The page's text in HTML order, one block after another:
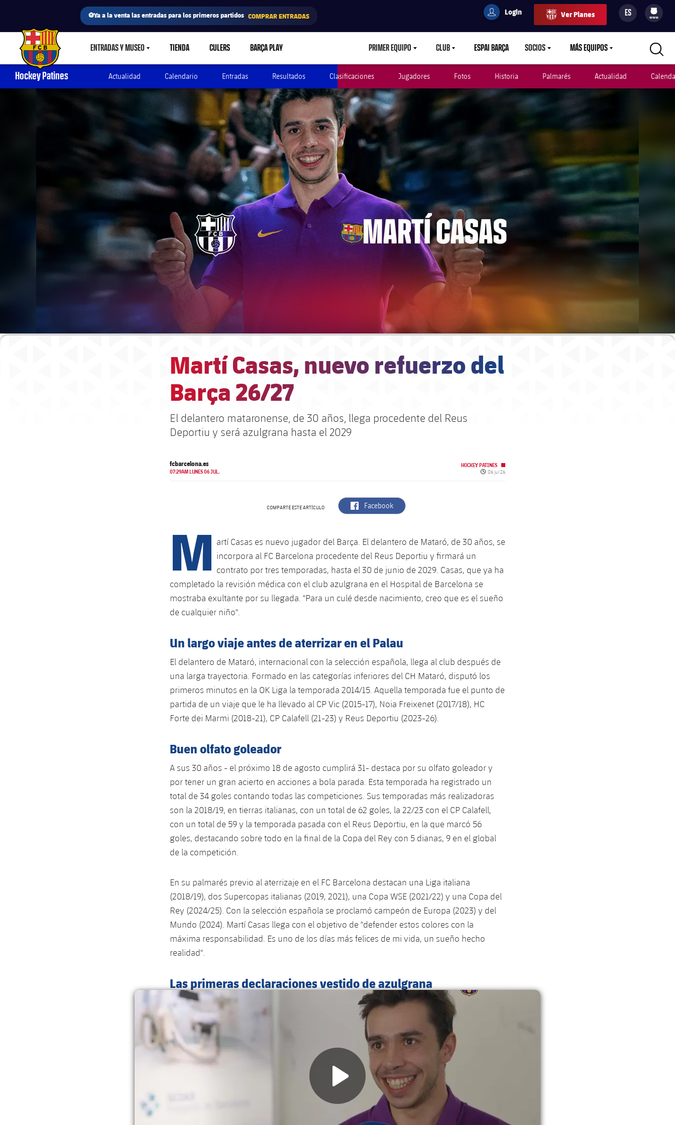
⚽Ya a la venta las entradas para los primeros partidos COMPRAR ENTRADAS userCulers
Login Ver Planes ES
filled-badge
www
FC Barcelona club badge ENTRADAS Y MUSEOLABEL.SHARE.CARETDOWN
TIENDA CULERS BARÇA PLAY PRIMER EQUIPOLABEL.ARIA.CARETDOWN
CLUBLABEL.ARIA.CARETDOWN
ESPAI BARÇA SOCIOSLABEL.ARIA.CARETDOWN
MÁS EQUIPOSLABEL.ARIA.CARETDOWN
Hockey Patines Actualidad Calendario Entradas Resultados Clasificaciones Jugadores Fotos Historia Palmarés Actualidad
Martí Casas, nuevo refuerzo del
Barça 26/27
El delantero mataronense, de 30 años, llega procedente del Reus
Deportiu y será azulgrana hasta el 2029
fcbarcelona.es
07:29AM LUNES 06 JUL.
HOCKEY PATINES
Fecha de publicación
06 jul 26
COMPARTE ESTE ARTÍCULO label.aria.facebook
Facebook
M artí Casas es nuevo jugador del Barça. El delantero de Mataró, de 30 años, se
incorpora al FC Barcelona procedente del Reus Deportiu y firmará un
contrato por tres temporadas, hasta el 30 de junio de 2029. Casas, que ya ha
completado la revisión médica con el club azulgrana en el Hospital de Barcelona se
mostraba exultante por su llegada. "Para un culé desde nacimiento, creo que es el sueño
de cualquier niño".
Un largo viaje antes de aterrizar en el Palau
El delantero de Mataró, internacional con la selección española, llega al club después de
una larga trayectoria. Formado en las categorías inferiores del CH Mataró, disputó los
primeros minutos en la OK Liga la temporada 2014/15. Aquella temporada fue el punto de
partida de un viaje que le ha llevado al CP Vic (2015-17), Noia Freixenet (2017/18), HC
Forte dei Marmi (2018-21), CP Calafell (21-23) y Reus Deportiu (2023-26).
Buen olfato goleador
A sus 30 años - el próximo 18 de agosto cumplirá 31- destaca por su olfato goleador y
por tener un gran acierto en acciones a bola parada. Esta temporada ha registrado un
total de 34 goles contando todas las competiciones. Sus temporadas más realizadoras
son la 2018/19, en tierras italianas, con un total de 62 goles, la 22/23 con el CP Calafell,
con un total de 59 y la temporada pasada con el Reus Deportiu, en la que marcó 56
goles, destacando sobre todo en la final de la Copa del Rey con 5 dianas, 9 en el global
de la competición.
En su palmarés previo al aterrizaje en el FC Barcelona destacan una Liga italiana
(2018/19), dos Supercopas italianas (2019, 2021), una Copa WSE (2021/22) y una Copa del
Rey (2024/25). Con la selección española se proclamó campeón de Europa (2023) y del
Mundo (2024). Martí Casas llega con el objetivo de "defender estos colores con la
máxima responsabilidad. Es uno de los días más felices de mi vida, un sueño hecho
realidad".
Las primeras declaraciones vestido de azulgrana